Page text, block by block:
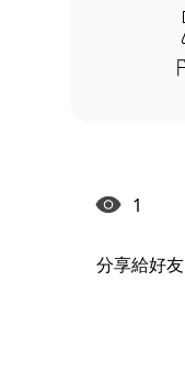
1
分享給好友